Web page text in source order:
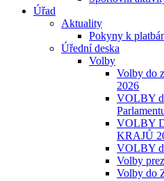
Úřad
Aktuality
Pokyny k
Úřední deska
Volby
Volby do
2026
VOLBY
VOLBY
KRAJŮ
VOLBY
Volby
Volby do